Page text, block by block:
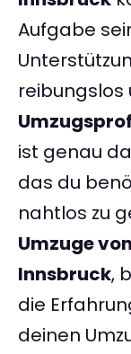
Aufgabe
reibungslos
ist genau
das du
nahtlos zu
Umzuge
Innsbruck,
die
deinen